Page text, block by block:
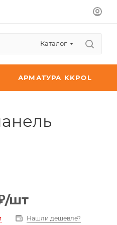
Каталог
АРМАТУРА KKPOL
/шт
Нашли дешевле?